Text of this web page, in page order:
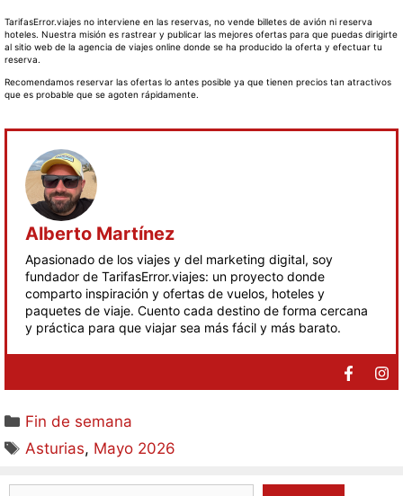
TarifasError.viajes no interviene en las reservas, no vende billetes de avión ni reserva
hoteles. Nuestra misión es rastrear y publicar las mejores ofertas para que puedas dirigirte
al sitio web de la agencia de viajes online donde se ha producido la oferta y efectuar tu
reserva.
Recomendamos reservar las ofertas lo antes posible ya que tienen precios tan atractivos
que es probable que se agoten rápidamente.
Alberto Martínez
Apasionado de los viajes y del marketing digital, soy
fundador de TarifasError.viajes: un proyecto donde
comparto inspiración y ofertas de vuelos, hoteles y
paquetes de viaje. Cuento cada destino de forma cercana
y práctica para que viajar sea más fácil y más barato.
Fin de semana
Asturias, Mayo 2026